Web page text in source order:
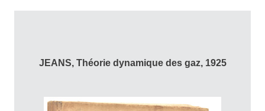
JEANS, Théorie dynamique des gaz, 1925